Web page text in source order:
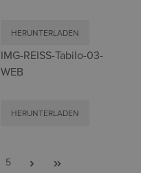
HERUNTERLADEN
IMG-REISS-Tabilo-03-
WEB
HERUNTERLADEN
5